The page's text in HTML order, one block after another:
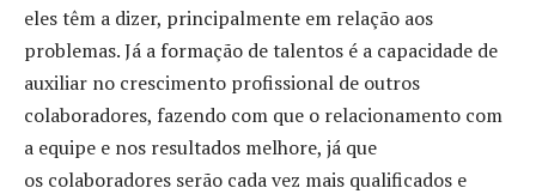
eles têm a dizer, principalmente em relação aos
problemas. Já a formação de talentos é a capacidade de
auxiliar no crescimento profissional de outros
colaboradores, fazendo com que o relacionamento com
a equipe e nos resultados melhore, já que
os colaboradores serão cada vez mais qualificados e